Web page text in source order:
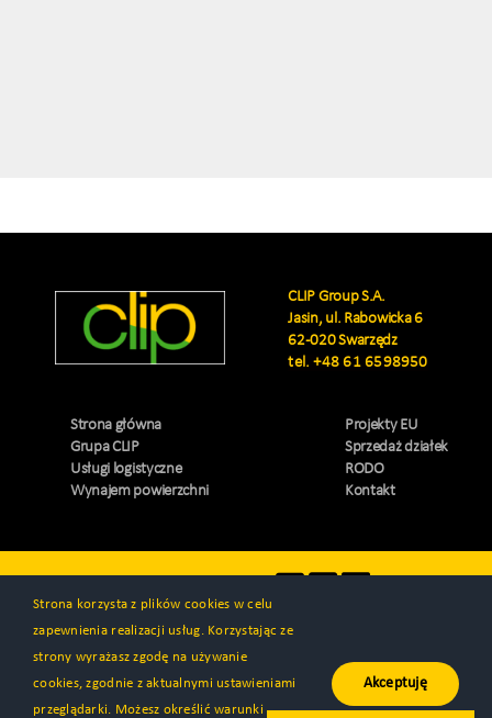
CLIP Group S.A.
Jasin, ul. Rabowicka 6
62-020 Swarzędz
tel.+48 61 6598950
Strona główna
Grupa CLIP
Usługi logistyczne
Wynajem powierzchni
Projekty EU
Sprzedaż działek
RODO
Kontakt
© Wszystkie prawa zastrzeżone 2000 - 2026 | CLIP Group S.A. |
Strona korzysta z plików cookies w celu
zapewnienia realizacji usług. Korzystając ze
strony wyrażasz zgodę na używanie
cookies, zgodnie z aktualnymi ustawieniami
przeglądarki. Możesz określić warunki
Akceptuję